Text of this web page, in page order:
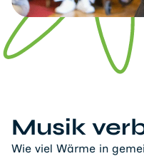
Musik
Wie viel Wärme in